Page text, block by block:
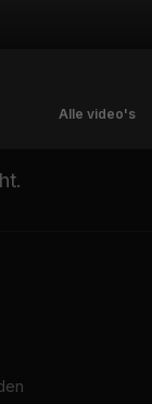
Alle video's